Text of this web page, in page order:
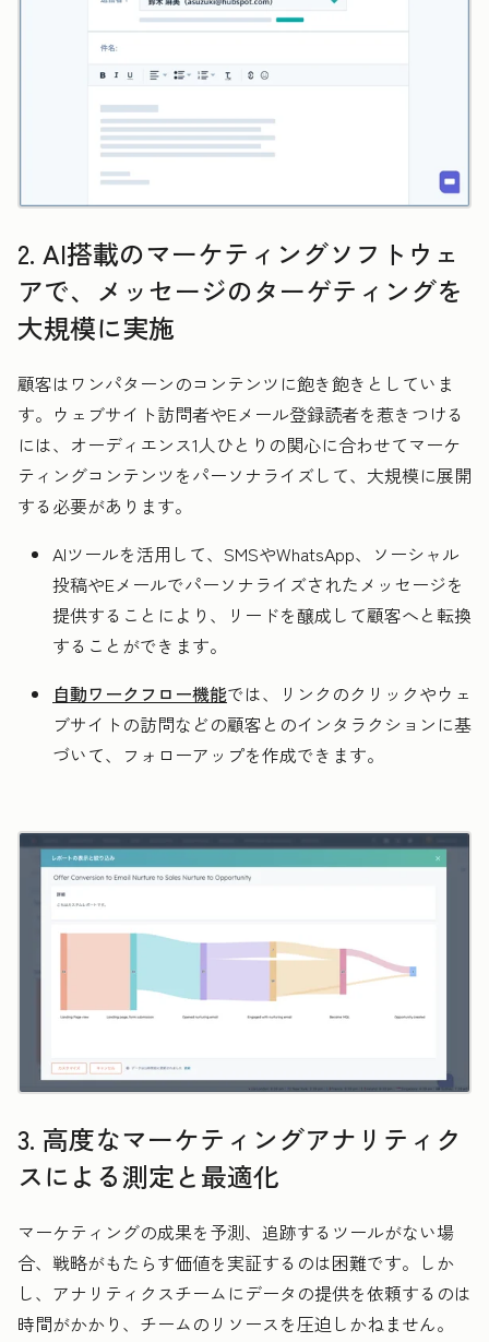
2. AI搭載のマーケティングソフトウェ
アで、メッセージのターゲティングを
大規模に実施
顧客はワンパターンのコンテンツに飽き飽きとしていま
す。ウェブサイト訪問者やEメール登録読者を惹きつける
には、オーディエンス1人ひとりの関心に合わせてマーケ
ティングコンテンツをパーソナライズして、大規模に展開
する必要があります。
AIツールを活用して、SMSやWhatsApp、ソーシャル
投稿やEメールでパーソナライズされたメッセージを
提供することにより、リードを醸成して顧客へと転換
することができます。
自動ワークフロー機能では、リンクのクリックやウェ
ブサイトの訪問などの顧客とのインタラクションに基
づいて、フォローアップを作成できます。
3. 高度なマーケティングアナリティク
スによる測定と最適化
マーケティングの成果を予測、追跡するツールがない場
合、戦略がもたらす価値を実証するのは困難です。しか
し、アナリティクスチームにデータの提供を依頼するのは
時間がかかり、チームのリソースを圧迫しかねません。